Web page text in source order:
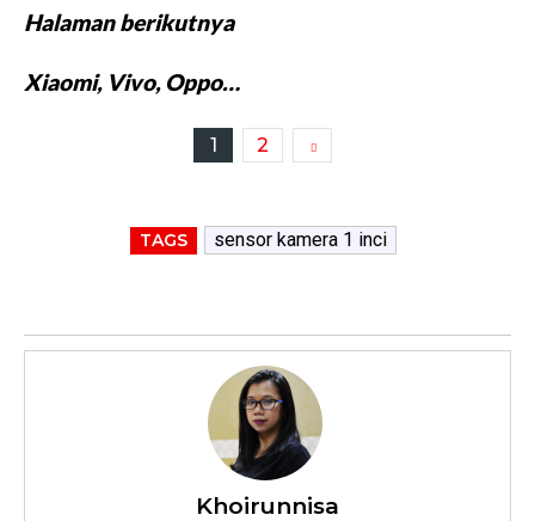
Halaman berikutnya
Xiaomi, Vivo, Oppo…
1 2
TAGS sensor kamera 1 inci
Khoirunnisa